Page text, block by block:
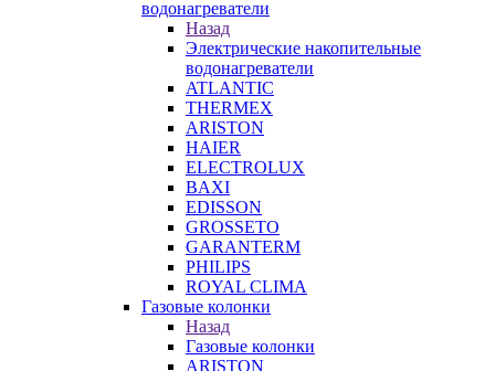
водонагреватели
Назад
Электрические накопительные
водонагреватели
ATLANTIC
THERMEX
ARISTON
HAIER
ELECTROLUX
BAXI
EDISSON
GROSSETO
GARANTERM
PHILIPS
ROYAL CLIMA
Газовые колонки
Назад
Газовые колонки
ARISTON